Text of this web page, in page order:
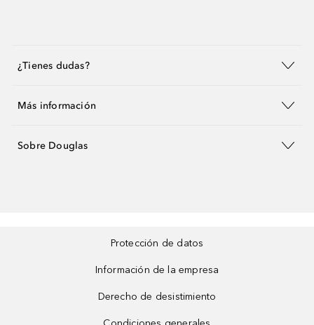
¿Tienes dudas?
Más información
Sobre Douglas
Protección de datos
Información de la empresa
Derecho de desistimiento